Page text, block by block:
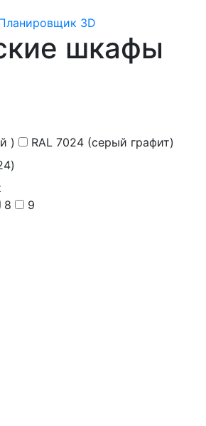
3D
шкафы
)
RAL 7024 (серый графит)
8
9